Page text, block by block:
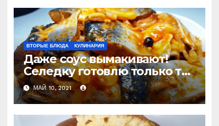
ВТОРЫЕ БЛЮДА КУЛИНАРИЯ
Даже соус вымакивают!
Селедку готовлю только так
и не покупаю готовую
МАЙ 10, 2021